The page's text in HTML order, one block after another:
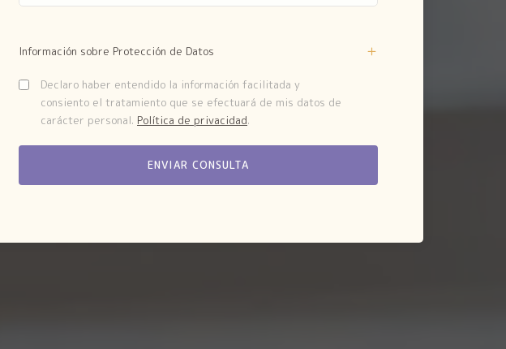
Información sobre Protección de Datos
Declaro haber entendido la información facilitada y
consiento el tratamiento que se efectuará de mis datos de
carácter personal. Política de privacidad.